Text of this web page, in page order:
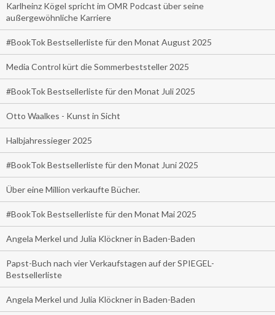
Karlheinz Kögel spricht im OMR Podcast über seine
außergewöhnliche Karriere
#BookTok Bestsellerliste für den Monat August 2025
Media Control kürt die Sommerbeststeller 2025
#BookTok Bestsellerliste für den Monat Juli 2025
Otto Waalkes - Kunst in Sicht
Halbjahressieger 2025
#BookTok Bestsellerliste für den Monat Juni 2025
Über eine Million verkaufte Bücher.
#BookTok Bestsellerliste für den Monat Mai 2025
Angela Merkel und Julia Klöckner in Baden-Baden
Papst-Buch nach vier Verkaufstagen auf der SPIEGEL-
Bestsellerliste
Angela Merkel und Julia Klöckner in Baden-Baden